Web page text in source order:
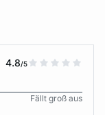
4.8/5
Fällt groß aus